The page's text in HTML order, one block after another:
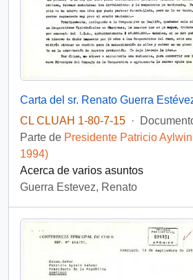
CL CLUAH 1-80-7-15 ·
Parte de Presidente Patricio
1994)
Acerca de varios asuntos
Guerra Estevez, Renato